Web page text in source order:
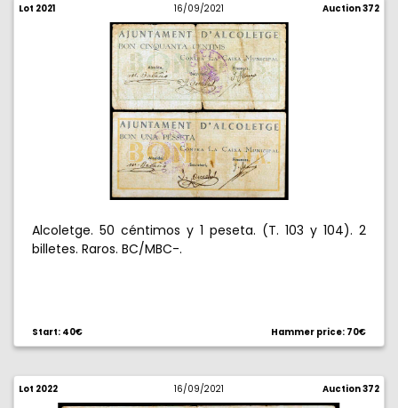
Lot 2021 16/09/2021 Auction 372
Alcoletge. 50 céntimos y 1 peseta. (T. 103 y 104). 2
billetes. Raros. BC/MBC-.
Start: 40€ Hammer price: 70€
Lot 2022 16/09/2021 Auction 372